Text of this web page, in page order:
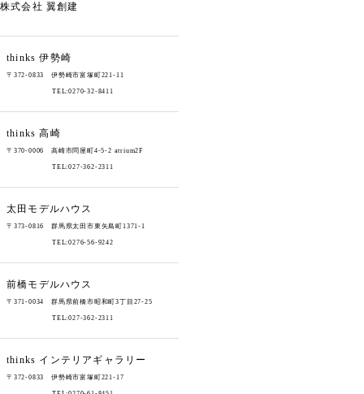
株式会社 翼創建
thinks 伊勢崎
〒372-0833 伊勢崎市富塚町221-11
TEL:0270-32-8411
thinks 高崎
〒370-0006 高崎市問屋町4-5-2 atrium2F
TEL:027-362-2311
太田モデルハウス
〒373-0816 群馬県太田市東矢島町1371-1
TEL:0276-56-9242
前橋モデルハウス
〒371-0034 群馬県前橋市昭和町3丁目27-25
TEL:027-362-2311
thinks インテリアギャラリー
〒372-0833 伊勢崎市富塚町221-17